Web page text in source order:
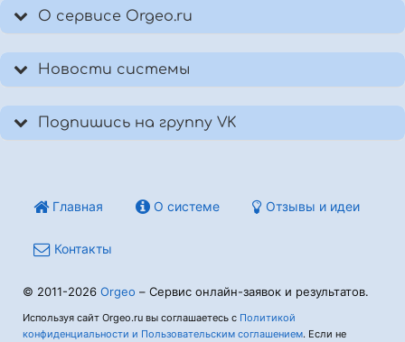
О сервисе Orgeo.ru
Новости системы
Подпишись на группу VK
Главная О системе Отзывы и идеи
Контакты
© 2011-2026 Orgeo – Сервис онлайн-заявок и результатов.
Используя сайт Orgeo.ru вы соглашаетесь с Политикой
конфиденциальности и Пользовательским соглашением. Если не